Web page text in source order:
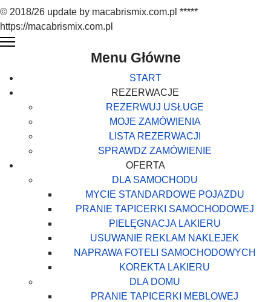
© 2018/26 update by macabrismix.com.pl *****
https://macabrismix.com.pl
Menu Główne
START
REZERWACJE
REZERWUJ USŁUGE
MOJE ZAMÓWIENIA
LISTA REZERWACJI
SPRAWDZ ZAMÓWIENIE
OFERTA
DLA SAMOCHODU
MYCIE STANDARDOWE POJAZDU
PRANIE TAPICERKI SAMOCHODOWEJ
PIELĘGNACJA LAKIERU
USUWANIE REKLAM NAKLEJEK
NAPRAWA FOTELI SAMOCHODOWYCH
KOREKTA LAKIERU
DLA DOMU
PRANIE TAPICERKI MEBLOWEJ